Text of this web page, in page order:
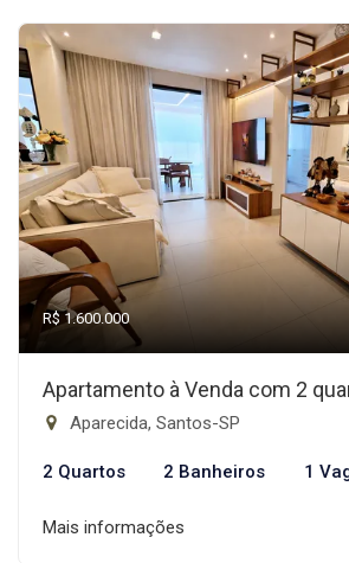
R$ 1.600.000
Apartamento à Venda com 2
Aparecida, Santos-SP
2 Quartos 2 Banheiros 1
Mais informações